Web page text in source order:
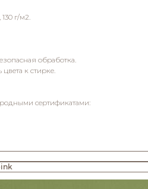
г/м2.
обработка.
к стирке.
сертификатами: